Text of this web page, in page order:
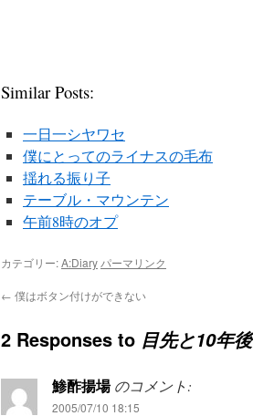
Similar Posts:
一日一シヤワセ
僕にとってのライナスの毛布
揺れる振り子
テーブル・マウンテン
午前8時のオプ
カテゴリー:A:Diary パーマリンク
← 僕はボタン付けができない
2 Responses to 目先と10年後
鯵酢揚場 のコメント:
2005/07/10 18:15